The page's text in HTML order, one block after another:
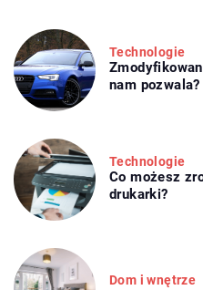
Technologie
nam pozwala?
Technologie
Co możesz
drukarki?
Dom i wnętrze